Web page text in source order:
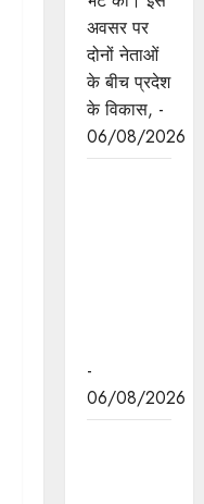
अवसर पर
दोनों नेताओं
के बीच प्रदेश
के विकास, -
06/08/2026
-
06/08/2026